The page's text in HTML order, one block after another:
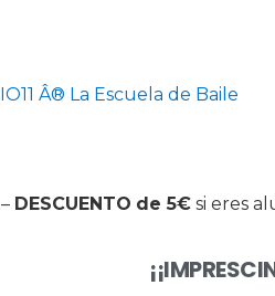
Â® La Escuela de Baile
– DESCUENTO de 5€ si eres